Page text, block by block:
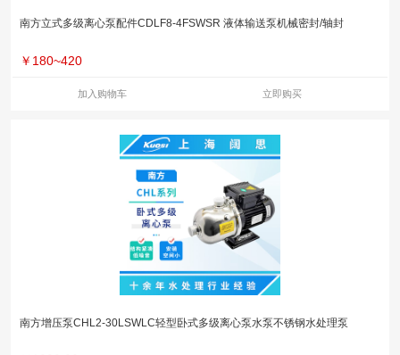
南方立式多级离心泵配件CDLF8-4FSWSR 液体输送泵机械密封/轴封
￥ 180~420
加入购物车 立即购买
南方增压泵CHL2-30LSWLC轻型卧式多级离心泵水泵不锈钢水处理泵